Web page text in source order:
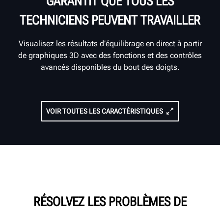
TECHNICIENS PEUVENT TRAVAILLER
Visualisez les résultats d’équilibrage en direct à partir
de graphiques 3D avec des fonctions et des contrôles
avancés disponibles du bout des doigts.
VOIR TOUTES LES CARACTÉRISTIQUES
RÉSOLVEZ LES PROBLÈMES DE